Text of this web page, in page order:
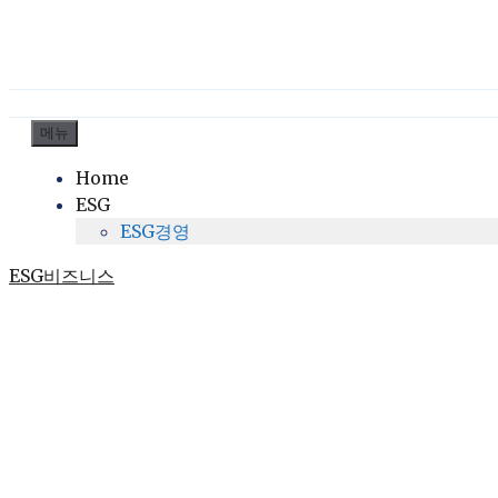
너
뛰
메뉴
Home
ESG
ESG경영
ESG비즈니스